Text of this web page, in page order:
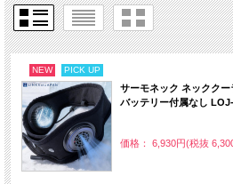
NEW PICK UP
サーモネック ネックク
バッテリー付属なし
価格： 6,930円(税抜